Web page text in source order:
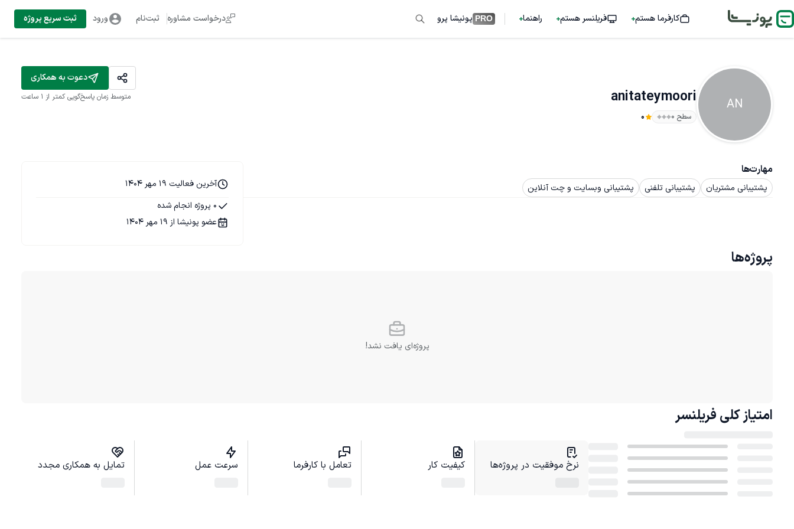
کارفرما هستم فریلنسر هستم راهنما PRO پونیشا پرو درخواست مشاوره ثبت‌نام ورود ثبت سریع پروژه
AN
anitateymoori
سطح ۰ 0
دعوت به همکاری
متوسط زمان پاسخ‌گویی کمتر از 1 ساعت
مهارت‌ها
پشتیبانی مشتریان پشتیبانی تلفنی پشتیبانی وبسایت و چت آنلاین
آخرین فعالیت 19 مهر 1404
0 پروژه انجام شده
عضو پونیشا از 19 مهر 1404
پروژه‌ها
پروژه‌ای یافت نشد!
امتیاز کلی فریلنسر
نرخ موفقیت در پروژه‌ها کیفیت کار تعامل با کارفرما سرعت عمل تمایل به همکاری مجدد